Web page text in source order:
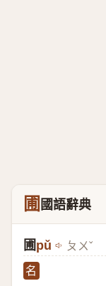
圃 國語辭典
圃pǔ ㄆㄨˇ
名